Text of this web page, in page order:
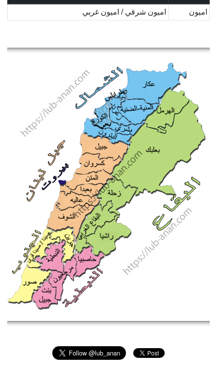
اميون
اميون شرقي / اميون غربي